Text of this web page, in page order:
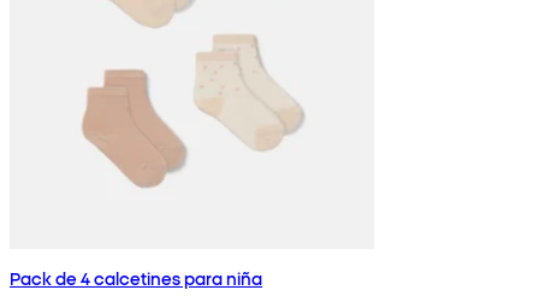
Pack de 4 calcetines para niña